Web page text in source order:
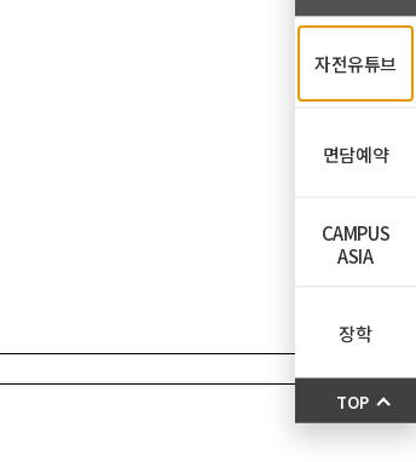
자전유튜브
면담예약
CAMPUS
ASIA
장학
TOP